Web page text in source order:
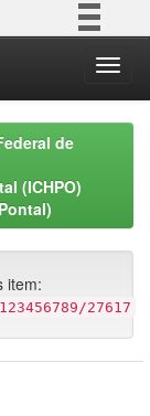
de
(ICHPO)
item:
27617